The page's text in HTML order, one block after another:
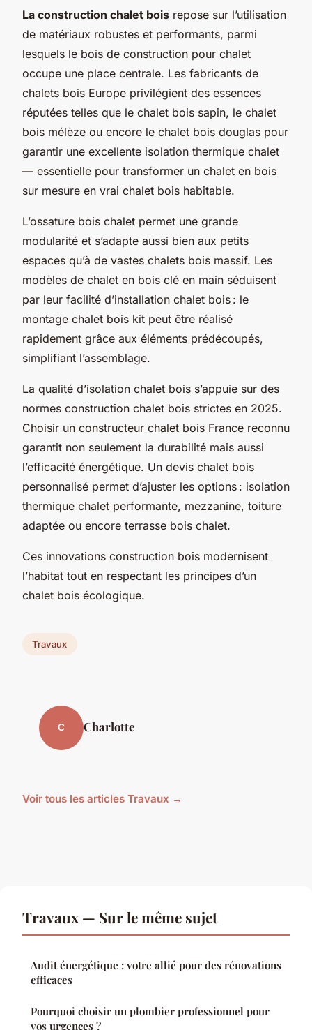
La construction chalet bois repose sur l’utilisation
de matériaux robustes et performants, parmi
lesquels le bois de construction pour chalet
occupe une place centrale. Les fabricants de
chalets bois Europe privilégient des essences
réputées telles que le chalet bois sapin, le chalet
bois mélèze ou encore le chalet bois douglas pour
garantir une excellente isolation thermique chalet
— essentielle pour transformer un chalet en bois
sur mesure en vrai chalet bois habitable.
L’ossature bois chalet permet une grande
modularité et s’adapte aussi bien aux petits
espaces qu’à de vastes chalets bois massif. Les
modèles de chalet en bois clé en main séduisent
par leur facilité d’installation chalet bois : le
montage chalet bois kit peut être réalisé
rapidement grâce aux éléments prédécoupés,
simplifiant l’assemblage.
La qualité d’isolation chalet bois s’appuie sur des
normes construction chalet bois strictes en 2025.
Choisir un constructeur chalet bois France reconnu
garantit non seulement la durabilité mais aussi
l’efficacité énergétique. Un devis chalet bois
personnalisé permet d’ajuster les options : isolation
thermique chalet performante, mezzanine, toiture
adaptée ou encore terrasse bois chalet.
Ces innovations construction bois modernisent
l’habitat tout en respectant les principes d’un
chalet bois écologique.
Travaux
C Charlotte
Voir tous les articles Travaux →
Travaux — Sur le même sujet
Audit énergétique : votre allié pour des rénovations
efficaces
Pourquoi choisir un plombier professionnel pour
vos urgences ?